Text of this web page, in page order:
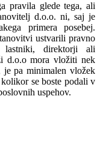
pravila glede tega, ali
d.o.o. ni, saj je
primera posebej.
ustvarili pravno
lastniki, direktorji ali
d.o.o mora vložiti nek
pa minimalen vložek
se boste podali v
uspehov.